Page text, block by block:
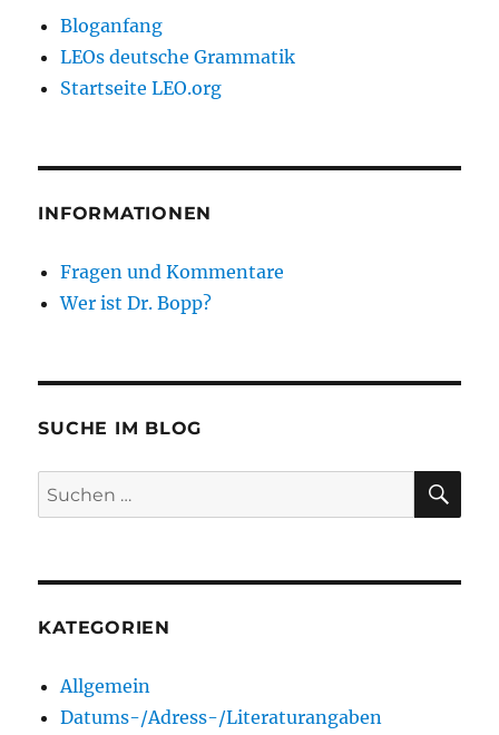
Bloganfang
LEOs deutsche Grammatik
Startseite LEO.org
INFORMATIONEN
Fragen und Kommentare
Wer ist Dr. Bopp?
SUCHE IM BLOG
Suchen
nach:
KATEGORIEN
Allgemein
Datums-/Adress-/Literaturangaben